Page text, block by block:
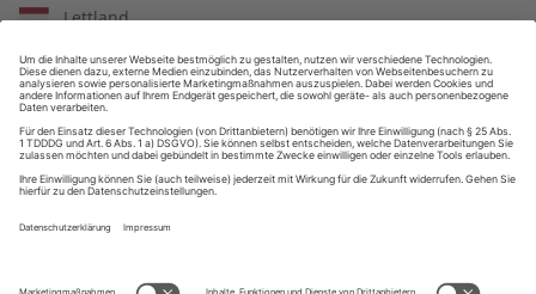
ZAHLUNGSARTEN
Lettland
Monaco
Republik Moldau
Nordmazedonien